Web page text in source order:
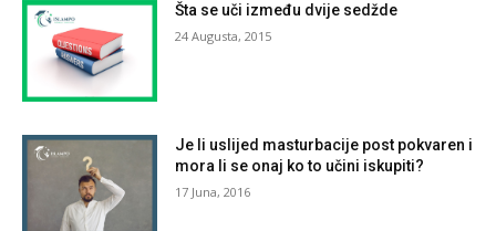
Šta se uči između dvije sedžde
24 Augusta, 2015
Je li uslijed masturbacije post pokvaren i
mora li se onaj ko to učini iskupiti?
17 Juna, 2016